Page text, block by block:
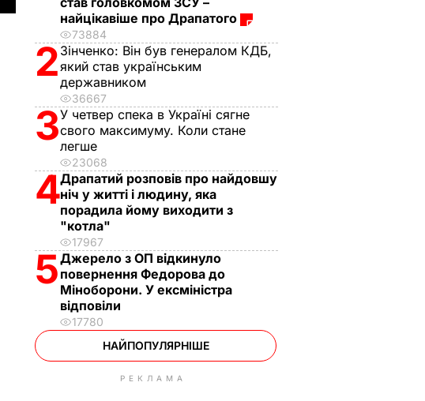
найцікавіше про Драпатого
73884
2 Зінченко: Він був генералом КДБ,
який став українським
державником
36667
3У четвер спека в Україні сягне
свого максимуму. Коли стане
легше
23068
4Драпатий розповів про найдовшу
ніч у житті і людину, яка
порадила йому виходити з
"котла"
17967
5Джерело з ОП відкинуло
повернення Федорова до
Міноборони. У ексміністра
відповіли
17780
НАЙПОПУЛЯРНІШЕ
РЕКЛАМА